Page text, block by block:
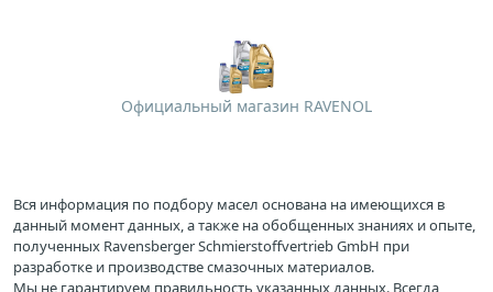
Официальный магазин RAVENOL
Вся информация по подбору масел основана на имеющихся в
данный момент данных, а также на обобщенных знаниях и опыте,
полученных Ravensberger Schmierstoffvertrieb GmbH при
разработке и производстве смазочных материалов.
Мы не гарантируем правильность указанных данных. Всегда